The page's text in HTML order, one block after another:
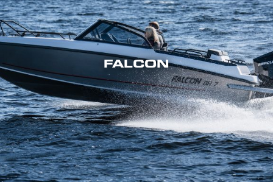
FALCON